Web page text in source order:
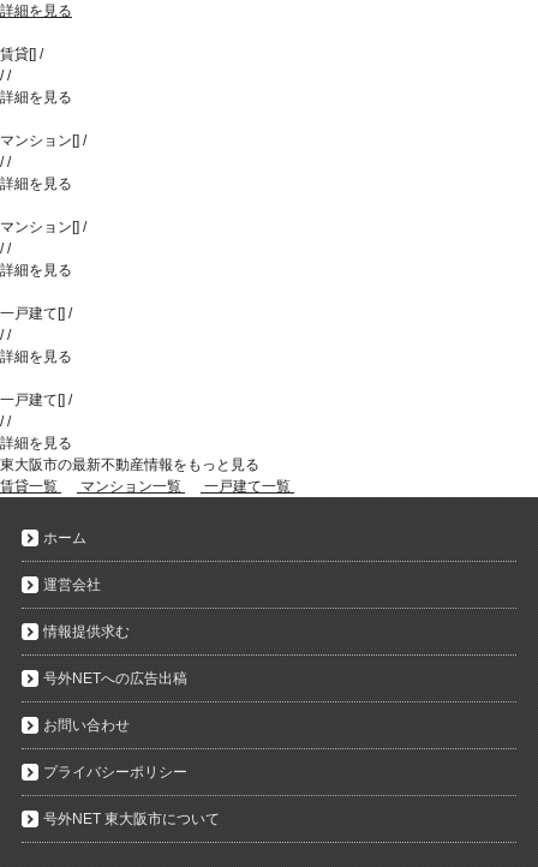
詳細を見る
賃貸[] /
//
詳細を見る
マンション [] /
//
詳細を見る
マンション [] /
//
詳細を見る
一戸建て [] /
//
詳細を見る
一戸建て [] /
//
詳細を見る
東大阪市の最新不動産情報をもっと見る
賃貸一覧
マンション一覧 一戸建て一覧
ホーム
運営会社
情報提供求む
号外NETへの広告出稿
お問い合わせ
プライバシーポリシー
号外NET 東大阪市について